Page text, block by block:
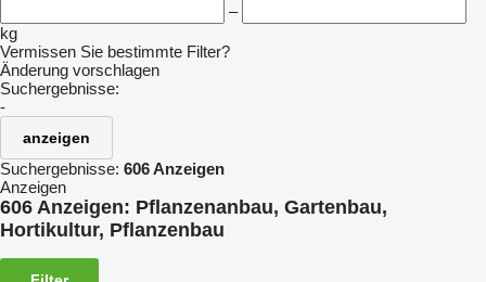
–
kg
Vermissen Sie bestimmte Filter?
Änderung vorschlagen
Suchergebnisse:
-
anzeigen
Suchergebnisse: 606 Anzeigen
Anzeigen
606 Anzeigen: Pflanzenanbau, Gartenbau,
Hortikultur, Pflanzenbau